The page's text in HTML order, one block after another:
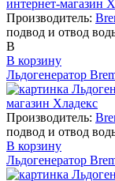
Производитель:
подвод и отвод
В
В корзину
Льдогенератор
Производитель:
подвод и отвод
В корзину
Льдогенератор